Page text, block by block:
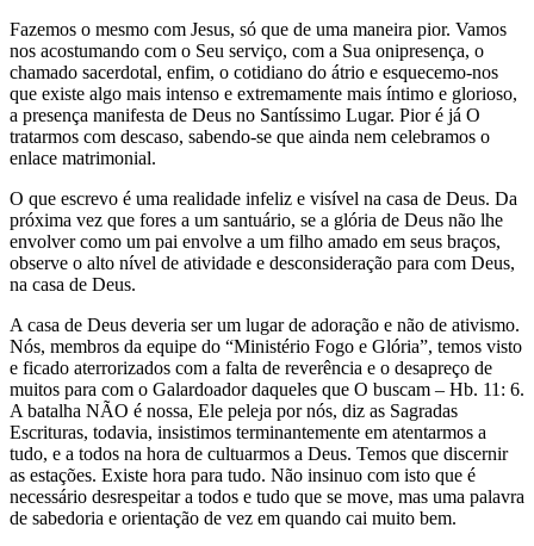
Fazemos o mesmo com Jesus, só que de uma maneira pior. Vamos
nos acostumando com o Seu serviço, com a Sua onipresença, o
chamado sacerdotal, enfim, o cotidiano do átrio e esquecemo-nos
que existe algo mais intenso e extremamente mais íntimo e glorioso,
a presença manifesta de Deus no Santíssimo Lugar. Pior é já O
tratarmos com descaso, sabendo-se que ainda nem celebramos o
enlace matrimonial.
O que escrevo é uma realidade infeliz e visível na casa de Deus. Da
próxima vez que fores a um santuário, se a glória de Deus não lhe
envolver como um pai envolve a um filho amado em seus braços,
observe o alto nível de atividade e desconsideração para com Deus,
na casa de Deus.
A casa de Deus deveria ser um lugar de adoração e não de ativismo.
Nós, membros da equipe do “Ministério Fogo e Glória”, temos visto
e ficado aterrorizados com a falta de reverência e o desapreço de
muitos para com o Galardoador daqueles que O buscam – Hb. 11: 6.
A batalha NÃO é nossa, Ele peleja por nós, diz as Sagradas
Escrituras, todavia, insistimos terminantemente em atentarmos a
tudo, e a todos na hora de cultuarmos a Deus. Temos que discernir
as estações. Existe hora para tudo. Não insinuo com isto que é
necessário desrespeitar a todos e tudo que se move, mas uma palavra
de sabedoria e orientação de vez em quando cai muito bem.